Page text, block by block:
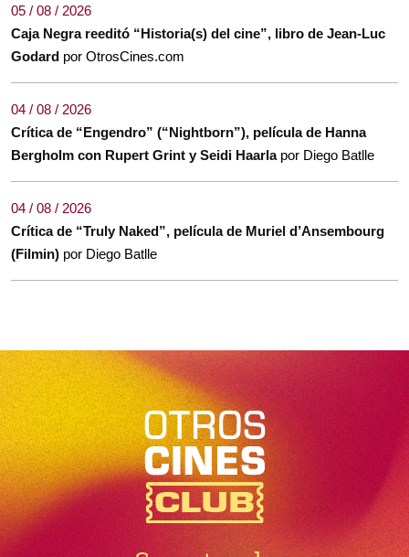
05 / 08 / 2026
Caja Negra reeditó “Historia(s) del cine”, libro de Jean-Luc
Godard por OtrosCines.com
04 / 08 / 2026
Crítica de “Engendro” (“Nightborn”), película de Hanna
Bergholm con Rupert Grint y Seidi Haarla por Diego Batlle
04 / 08 / 2026
Crítica de “Truly Naked”, película de Muriel d’Ansembourg
(Filmin) por Diego Batlle